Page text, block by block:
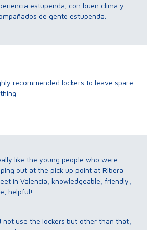
estupenda, con buen clima y
de gente estupenda.
recommended lockers to leave spare
like the young people who were
out at the pick up point at Ribera
in Valencia, knowledgeable, friendly,
helpful!
not use the lockers but other than that,